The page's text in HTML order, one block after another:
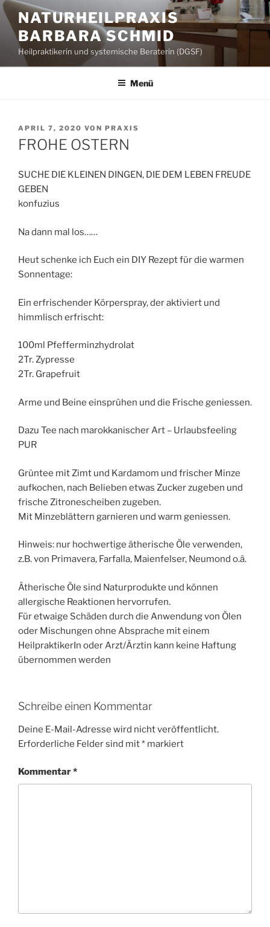
Zum
Inhalt
springen
NATURHEILPRAXIS
BARBARA SCHMID
Heilpraktikerin und systemische Beraterin (DGSF)
Menü
VERÖFFENTLICHT
AM
APRIL 7, 2020 VON PRAXIS
FROHE OSTERN
SUCHE DIE KLEINEN DINGEN, DIE DEM LEBEN FREUDE
GEBEN
konfuzius
Na dann mal los……
Heut schenke ich Euch ein DIY Rezept für die warmen
Sonnentage:
Ein erfrischender Körperspray, der aktiviert und
himmlisch erfrischt:
100ml Pfefferminzhydrolat
2Tr. Zypresse
2Tr. Grapefruit
Arme und Beine einsprühen und die Frische geniessen.
Dazu Tee nach marokkanischer Art – Urlaubsfeeling
PUR
Grüntee mit Zimt und Kardamom und frischer Minze
aufkochen, nach Belieben etwas Zucker zugeben und
frische Zitronescheiben zugeben.
Mit Minzeblättern garnieren und warm geniessen.
Hinweis: nur hochwertige ätherische Öle verwenden,
z.B. von Primavera, Farfalla, Maienfelser, Neumond o.ä.
Ätherische Öle sind Naturprodukte und können
allergische Reaktionen hervorrufen.
Für etwaige Schäden durch die Anwendung von Ölen
oder Mischungen ohne Absprache mit einem
HeilpraktikerIn oder Arzt/Ärztin kann keine Haftung
übernommen werden
Schreibe einen Kommentar
Deine E-Mail-Adresse wird nicht veröffentlicht.
Erforderliche Felder sind mit* markiert
Kommentar*